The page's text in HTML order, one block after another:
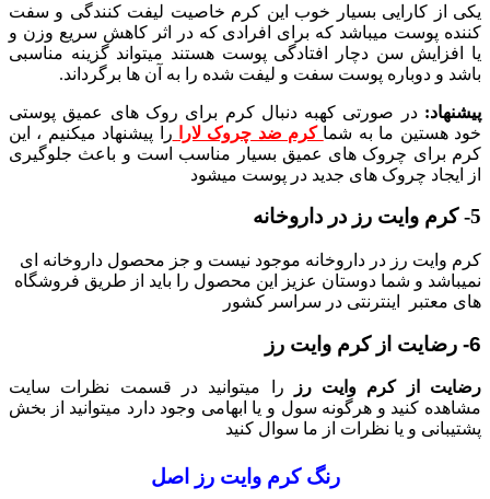
یکی از کارایی بسیار خوب این کرم خاصیت لیفت کنندگی و سفت
کننده پوست میباشد که برای افرادی که در اثر کاهش سریع وزن و
یا افزایش سن دچار افتادگی پوست هستند میتواند گزینه مناسبی
باشد و دوباره پوست سفت و لیفت شده را به آن ها برگرداند.
پیشنهاد:در صورتی کهبه دنبال کرم برای روک های عمیق پوستی
خود هستین ما به شما کرم ضد چروک لارا
را پیشنهاد میکنیم ، این
کرم برای چروک های عمیق بسیار مناسب است و باعث جلوگیری
از ایجاد چروک های جدید در پوست میشود
5- کرم وایت رز در داروخانه
کرم وایت رز در داروخانه موجود نیست و جز محصول داروخانه ای
نمیباشد و شما دوستان عزیز این محصول را باید از طریق فروشگاه
های معتبر اینترنتی در سراسر کشور
6- رضایت از کرم وایت رز
رضایت از کرم وایت رز
را میتوانید در قسمت نظرات سایت
مشاهده کنید و هرگونه سول و یا ابهامی وجود دارد میتوانید از بخش
پشتیبانی و یا نظرات از ما سوال کنید
رنگ کرم وایت رز اصل